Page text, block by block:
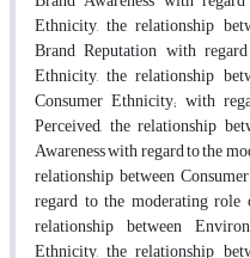
Ethnicity, the relationship
Brand Reputation with
Ethnicity, the relationship
Consumer Ethnicity; with
Perceived, the relationship
Awareness with regard to the
relationship between
regard to the moderating role
relationship between